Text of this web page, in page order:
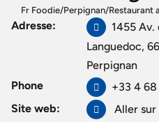
Fr Foodie/Perpignan/Restaurant
Buffet –
Adresse:
1455 Av.
Languedoc,
Perpignan
Phone
+33 4
Site web:
Aller sur